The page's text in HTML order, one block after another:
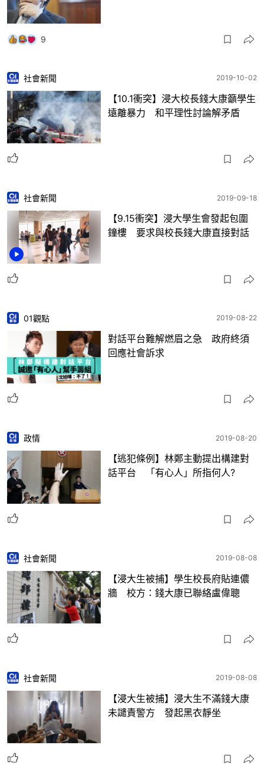
9
社會新聞 2019-10-02
【10.1衝突】浸大校長錢大康籲學生
遠離暴力 和平理性討論解矛盾
社會新聞 2019-09-18
【9.15衝突】浸大學生會發起包圍
鐘樓 要求與校長錢大康直接對話
01觀點 2019-08-22
對話平台難解燃眉之急 政府終須
回應社會訴求
政情 2019-08-20
【逃犯條例】林鄭主動提出構建對
話平台 「有心人」所指何人?
社會新聞 2019-08-08
【浸大生被捕】學生校長府貼連儂
牆 校方：錢大康已聯絡盧偉聰
社會新聞 2019-08-08
【浸大生被捕】浸大生不滿錢大康
未譴責警方 發起黑衣靜坐